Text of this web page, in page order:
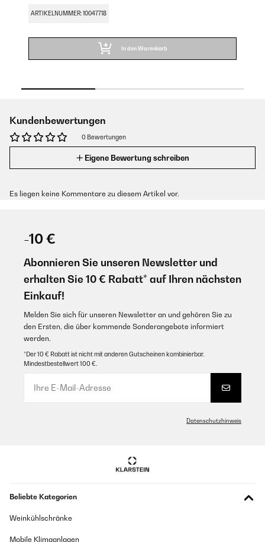
ARTIKELNUMMER: 10047718
In den Warenkorb
Kundenbewertungen
0 Bewertungen
Eigene Bewertung schreiben
Es liegen keine Kommentare zu diesem Artikel vor.
-10 €
Abonnieren Sie unseren Newsletter und
erhalten Sie 10 € Rabatt* auf Ihren nächsten
Einkauf!
Melden Sie sich für unseren Newsletter an und gehören Sie zu
den Ersten, die über kommende Sonderangebote informiert
werden.
*Der 10 € Rabatt ist nicht mit anderen Gutscheinen kombinierbar.
Mindestbestellwert 100 €.
Datenschutzhinweis
Beliebte Kategorien
Weinkühlschränke
Mobile Klimaanlagen